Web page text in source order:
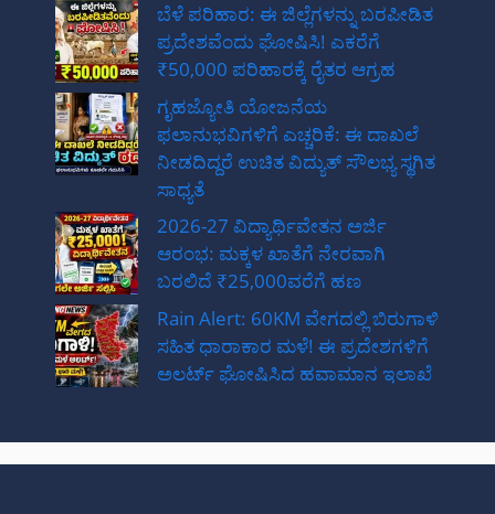
ಬೆಳೆ ಪರಿಹಾರ: ಈ ಜಿಲ್ಲೆಗಳನ್ನು ಬರಪೀಡಿತ
ಪ್ರದೇಶವೆಂದು ಘೋಷಿಸಿ! ಎಕರೆಗೆ
₹50,000 ಪರಿಹಾರಕ್ಕೆ ರೈತರ ಆಗ್ರಹ
ಗೃಹಜ್ಯೋತಿ ಯೋಜನೆಯ
ಫಲಾನುಭವಿಗಳಿಗೆ ಎಚ್ಚರಿಕೆ: ಈ ದಾಖಲೆ
ನೀಡದಿದ್ದರೆ ಉಚಿತ ವಿದ್ಯುತ್ ಸೌಲಭ್ಯ ಸ್ಥಗಿತ
ಸಾಧ್ಯತೆ
2026-27 ವಿದ್ಯಾರ್ಥಿವೇತನ ಅರ್ಜಿ
ಆರಂಭ: ಮಕ್ಕಳ ಖಾತೆಗೆ ನೇರವಾಗಿ
ಬರಲಿದೆ ₹25,000ವರೆಗೆ ಹಣ
Rain Alert: 60KM ವೇಗದಲ್ಲಿ ಬಿರುಗಾಳಿ
ಸಹಿತ ಧಾರಾಕಾರ ಮಳೆ! ಈ ಪ್ರದೇಶಗಳಿಗೆ
ಅಲರ್ಟ್ ಘೋಷಿಸಿದ ಹವಾಮಾನ ಇಲಾಖೆ